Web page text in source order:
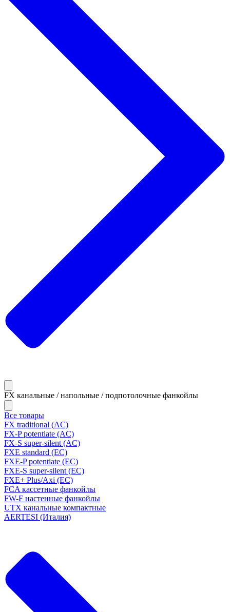
FX канальные / напольные / подпотолочные фанкойлы
Все товары
FX traditional (AC)
FX-P potentiate (AC)
FX-S super-silent (AC)
FXE standard (EC)
FXE-P potentiate (EC)
FXE-S super-silent (EC)
FXE+ Plus/Axi (EC)
FCA кассетные фанкойлы
FW-F настенные фанкойлы
UTX канальные компактные
AERTESI (Италия)